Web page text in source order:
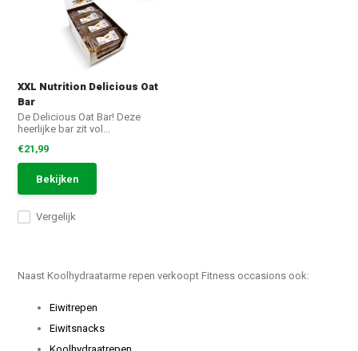
XXL Nutrition Delicious Oat
Bar
De Delicious Oat Bar! Deze
heerlijke bar zit vol...
Vergelijk
€21,99
Bekijken
Naast Koolhydraatarme repen verkoopt Fitness occasions ook:
Eiwitrepen
Eiwitsnacks